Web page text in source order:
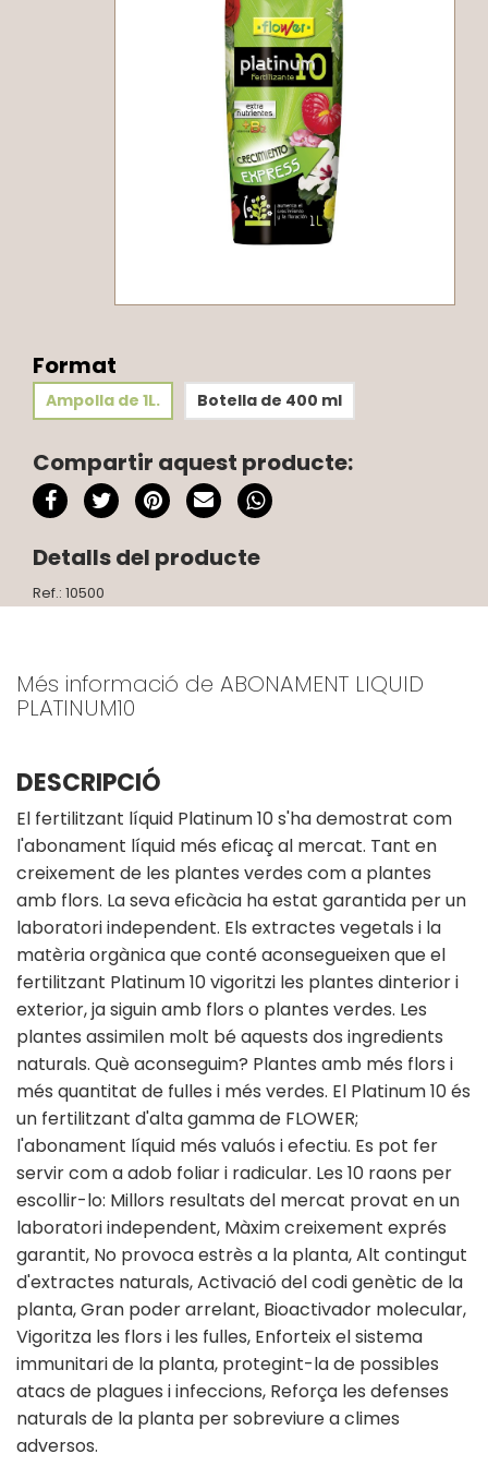
Format
Ampolla de 1L. Botella de 400 ml
Compartir aquest producte:
Detalls del producte
Ref.: 10500
Més informació de ABONAMENT LIQUID
PLATINUM10
DESCRIPCIÓ
El fertilitzant líquid Platinum 10 s'ha demostrat com
l'abonament líquid més eficaç al mercat. Tant en
creixement de les plantes verdes com a plantes
amb flors. La seva eficàcia ha estat garantida per un
laboratori independent. Els extractes vegetals i la
matèria orgànica que conté aconsegueixen que el
fertilitzant Platinum 10 vigoritzi les plantes dinterior i
exterior, ja siguin amb flors o plantes verdes. Les
plantes assimilen molt bé aquests dos ingredients
naturals. Què aconseguim? Plantes amb més flors i
més quantitat de fulles i més verdes. El Platinum 10 és
un fertilitzant d'alta gamma de FLOWER;
l'abonament líquid més valuós i efectiu. Es pot fer
servir com a adob foliar i radicular. Les 10 raons per
escollir-lo: Millors resultats del mercat provat en un
laboratori independent, Màxim creixement exprés
garantit, No provoca estrès a la planta, Alt contingut
d'extractes naturals, Activació del codi genètic de la
planta, Gran poder arrelant, Bioactivador molecular,
Vigoritza les flors i les fulles, Enforteix el sistema
immunitari de la planta, protegint-la de possibles
atacs de plagues i infeccions, Reforça les defenses
naturals de la planta per sobreviure a climes
adversos.